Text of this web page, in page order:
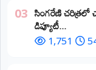
03 ​సింగరేణి చరిత్రలో
డిప్యూటీ...
1,751